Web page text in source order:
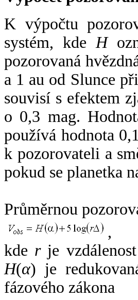
K výpočtu
systém, kde H
pozorovaná
a 1 au od Slunce
souvisí s efektem
o 0,3 mag.
používá hodnota
k pozorovateli a
pokud se planetka
Průměrnou
,
kde rje
H(α) je
fázového zákona